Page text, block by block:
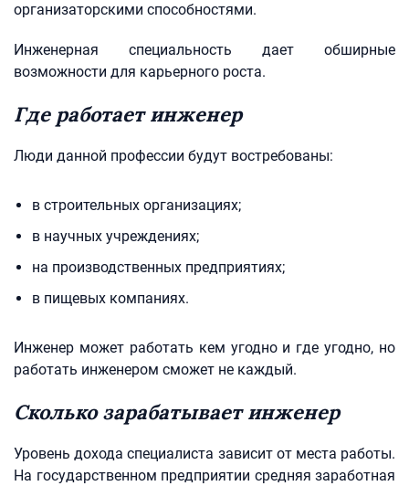
организаторскими способностями.
Инженерная специальность дает обширные
возможности для карьерного роста.
Где работает инженер
Люди данной профессии будут востребованы:
в строительных организациях;
в научных учреждениях;
на производственных предприятиях;
в пищевых компаниях.
Инженер может работать кем угодно и где угодно, но
работать инженером сможет не каждый.
Сколько зарабатывает инженер
Уровень дохода специалиста зависит от места работы.
На государственном предприятии средняя заработная